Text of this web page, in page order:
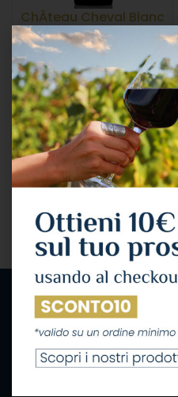
ChÂteau Cheval Blanc
1er Grand Cru ClassÉ “a”
2019 Cl.75
Vini rossi da collezione,
VINI FRANCESI,VINO
ROSSO
Château Cheval Blanc
815,41 € IVA Inclusa
AGGIUNGI AL CARRELLO
IL CONSUMO ECCESSIVO